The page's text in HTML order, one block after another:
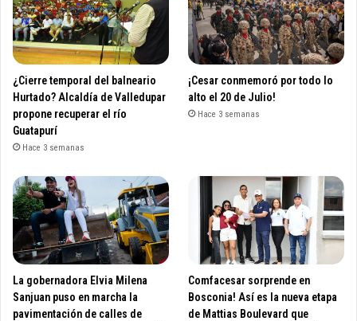
¿Cierre temporal del balneario
Hurtado? Alcaldía de Valledupar
propone recuperar el río
Guatapurí
Hace 3 semanas
¡Cesar conmemoró por todo lo
alto el 20 de Julio!
Hace 3 semanas
La gobernadora Elvia Milena
Sanjuan puso en marcha la
pavimentación de calles de
Comfacesar sorprende en
Bosconia! Así es la nueva etapa
de Mattias Boulevard que